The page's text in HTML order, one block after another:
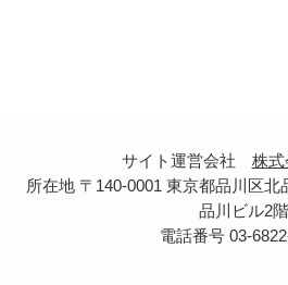
サイト運営会社 株式
所在地 〒140-0001 東京都品川区
品川ビル2階
電話番号 03-